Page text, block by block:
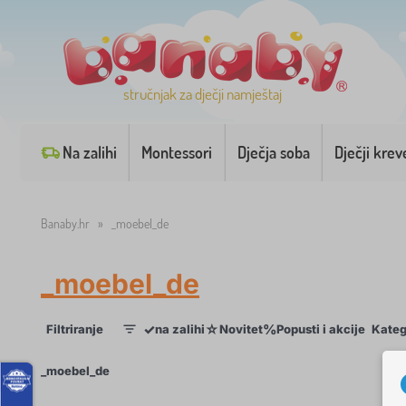
stručnjak za dječji namještaj
Na zalihi Montessori Dječja soba Dječji
Banaby.hr » _moebel_de
_moebel_de
Filtriranje ✓na zalihi☆Novitet%Popusti i akcije
_moebel_de